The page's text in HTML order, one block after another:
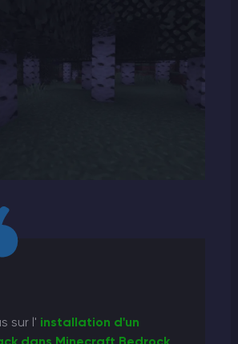
sur l' installation d'un